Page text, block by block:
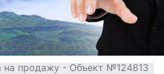
на продажу - Объект №124813